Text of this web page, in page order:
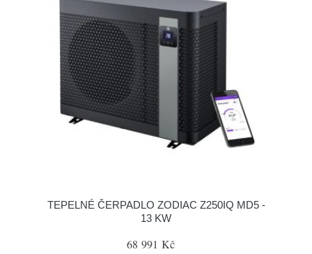
TEPELNÉ ČERPADLO ZODIAC Z250IQ MD5 -
13 KW
68 991 Kč